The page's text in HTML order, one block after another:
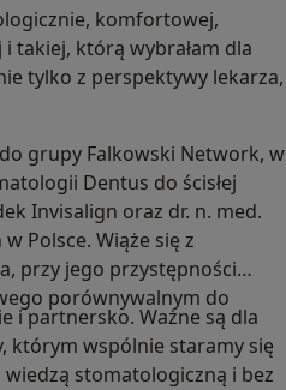
komfortowej,
takiej, którą wybrałam dla
tylko z perspektywy lekarza,
grupy Falkowski Network, w
Dentus do ścisłej
Invisalign oraz dr. n. med.
Polsce. Wiąże się z
przy jego przystępności
porównywalnym do
i partnersko. Ważne są dla
którym wspólnie staramy się
stomatologiczną i bez